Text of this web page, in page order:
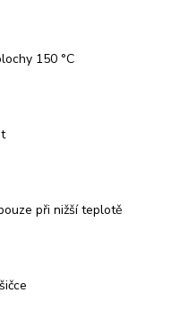
150 °C
při nižší teplotě